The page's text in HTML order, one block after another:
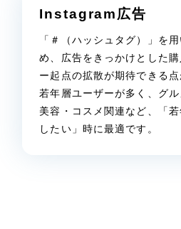
Instagram広告
「＃（ハッシュタグ）」を
め、広告をきっかけとした
ー起点の拡散が期待できる点
若年層ユーザーが多く、グル
美容・コスメ関連など、「
したい」時に最適です。